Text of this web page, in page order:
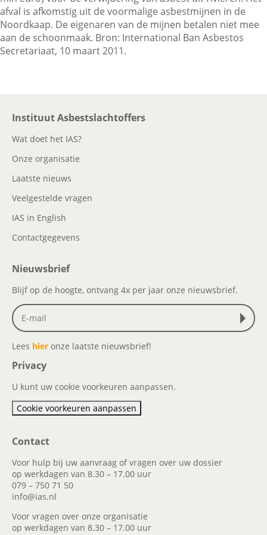
Contactgegevens
afval is afkomstig uit de voormalige asbestmijnen in de
Noordkaap. De eigenaren van de mijnen betalen niet mee
aan de schoonmaak. Bron: International Ban Asbestos
Secretariaat, 10 maart 2011.
Instituut Asbestslachtoffers
Wat doet het IAS?
Onze organisatie
Laatste nieuws
Veelgestelde vragen
IAS in English
Contactgegevens
Nieuwsbrief
Blijf op de hoogte, ontvang 4x per jaar onze nieuwsbrief.
Lees hier onze laatste nieuwsbrief!
Privacy
U kunt uw cookie voorkeuren aanpassen.
Cookie voorkeuren aanpassen
Contact
Voor hulp bij uw aanvraag of vragen over uw dossier
op werkdagen van 8.30 – 17.00 uur
079 – 750 71 50
info@ias.nl
Voor vragen over onze organisatie
op werkdagen van 8.30 – 17.00 uur